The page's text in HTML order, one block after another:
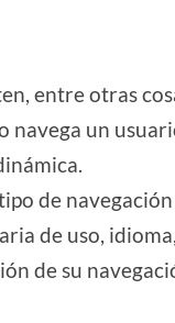
entre otras
navega un
de
de uso,
de su